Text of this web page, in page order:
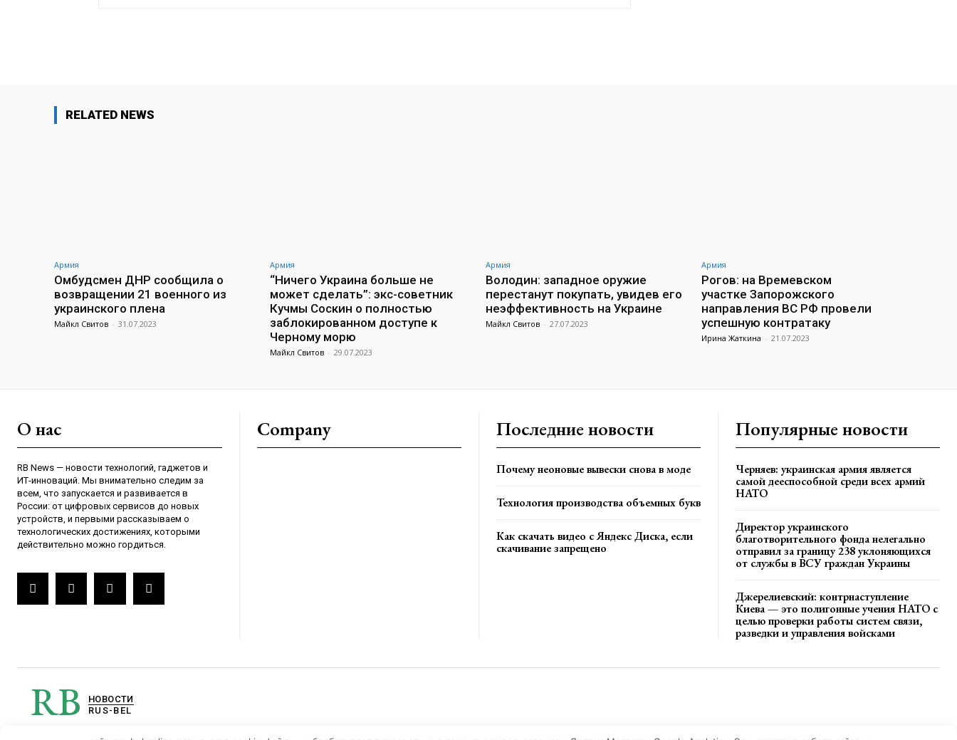
RELATED NEWS
Армия
Омбудсмен ДНР сообщила о
возвращении 21 военного из
украинского плена
Майкл Свитов - 31.07.2023
Армия
“Ничего Украина больше не
может сделать”: экс-советник
Кучмы Соскин о полностью
заблокированном доступе к
Черному морю
Майкл Свитов - 29.07.2023
Армия
Володин: западное оружие
перестанут покупать, увидев его
неэффективность на Украине
Майкл Свитов - 27.07.2023
Армия
Рогов: на Времевском
участке Запорожского
направления ВС РФ провели
успешную контратаку
Ирина Жаткина - 21.07.2023
О нас
RB News — новости технологий, гаджетов и
ИТ-инноваций. Мы внимательно следим за
всем, что запускается и развивается в
России: от цифровых сервисов до новых
устройств, и первыми рассказываем о
технологических достижениях, которыми
действительно можно гордиться.
Company Последние новости
Почему неоновые вывески снова в моде
Технология производства объемных букв
Как скачать видео с Яндекс Диска, если
скачивание запрещено
Популярные новости
Черняев: украинская армия является
самой дееспособной среди всех армий
НАТО
Директор украинского
благотворительного фонда нелегально
отправил за границу 238 уклоняющихся
от службы в ВСУ граждан Украины
Джерелиевский: контрнаступление
Киева — это полигонные учения НАТО с
целью проверки работы систем связи,
разведки и управления войсками
RB
НОВОСТИ
RUS-BEL